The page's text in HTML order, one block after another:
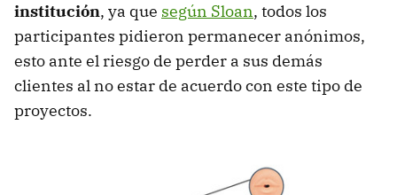
institución, ya que según Sloan, todos los
participantes pidieron permanecer anónimos,
esto ante el riesgo de perder a sus demás
clientes al no estar de acuerdo con este tipo de
proyectos.